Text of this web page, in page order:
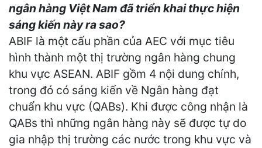
ngân hàng Việt Nam đã triển khai thực hiện
sáng kiến này ra sao?
ABIF là một cấu phần của AEC với mục tiêu
hình thành một thị trường ngân hàng chung
khu vực ASEAN. ABIF gồm 4 nội dung chính,
trong đó có sáng kiến về Ngân hàng đạt
chuẩn khu vực (QABs). Khi được công nhận là
QABs thì những ngân hàng này sẽ được tự do
gia nhập thị trường các nước trong khu vực và